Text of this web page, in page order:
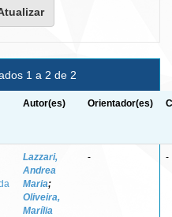
1 a 2 de 2
Autor(es) Orientador(es)
Lazzari,
Andrea
Maria;
Oliveira,
Marília
- -